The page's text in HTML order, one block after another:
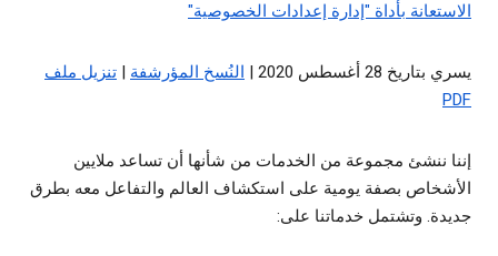
الاستعانة بأداة "إدارة إعدادات الخصوصية"
يسري بتاريخ 28 أغسطس 2020 | النُسخ المؤرشفة | تنزيل ملف
PDF
إننا ننشئ مجموعة من الخدمات من شأنها أن تساعد ملايين
الأشخاص بصفة يومية على استكشاف العالم والتفاعل معه بطرق
جديدة. وتشتمل خدماتنا على: